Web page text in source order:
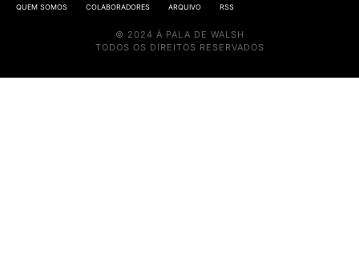
QUEM SOMOS COLABORADORES ARQUIVO RSS
© 2024 À PALA DE WALSH
TODOS OS DIREITOS RESERVADOS